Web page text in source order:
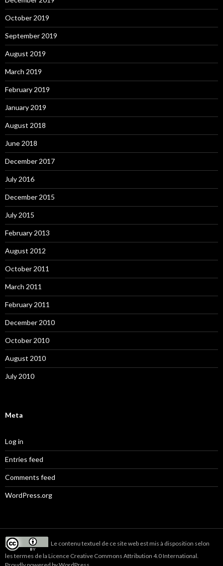
October 2019
September 2019
August 2019
March 2019
February 2019
January 2019
August 2018
June 2018
December 2017
July 2016
December 2015
July 2015
February 2013
August 2012
October 2011
March 2011
February 2011
December 2010
October 2010
August 2010
July 2010
Meta
Log in
Entries feed
Comments feed
WordPress.org
Le contenu textuel de ce site web est mis à disposition selon
les termes de la Licence Creative Commons Attribution 4.0 International